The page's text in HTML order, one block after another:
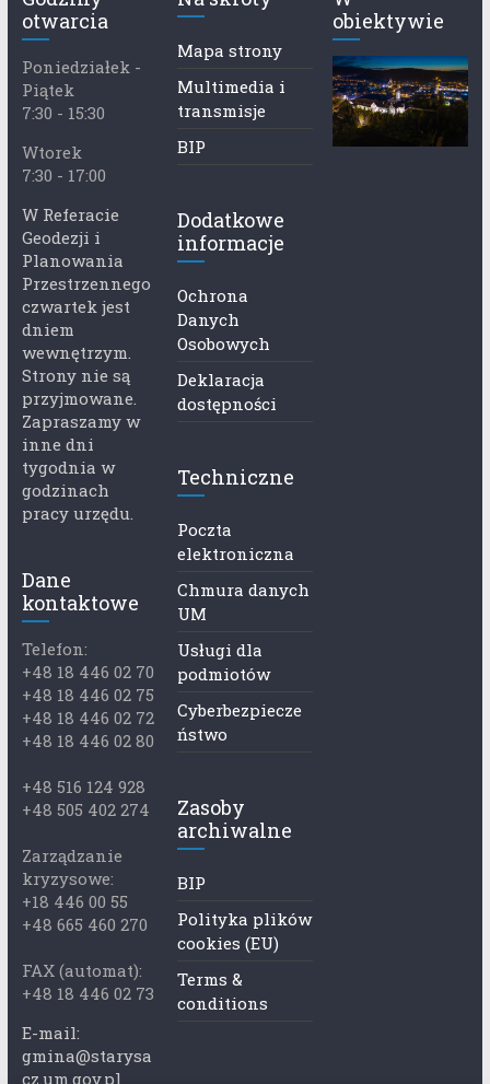
otwarcia
Poniedziałek -
Piątek
7:30 - 15:30
Wtorek
7:30 - 17:00
W Referacie
Geodezji i
Planowania
Przestrzennego
czwartek jest
dniem
wewnętrzym.
Strony nie są
przyjmowane.
Zapraszamy w
inne dni
tygodnia w
godzinach
pracy urzędu.
Dane
kontaktowe
Telefon:
+48 18 446 02 70
+48 18 446 02 75
+48 18 446 02 72
+48 18 446 02 80
+48 516 124 928
+48 505 402 274
Zarządzanie
kryzysowe:
+18 446 00 55
+48 665 460 270
FAX (automat):
+48 18 446 02 73
E-mail:
gmina@starysa
cz.um.gov.pl
Mapa strony
Multimedia i
transmisje
BIP
Dodatkowe
informacje
Ochrona
Danych
Osobowych
Deklaracja
dostępności
Techniczne
Poczta
elektroniczna
Chmura danych
UM
Usługi dla
podmiotów
Cyberbezpiecze
ństwo
Zasoby
archiwalne
BIP
Polityka plików
cookies (EU)
Terms &
conditions
obiektywie